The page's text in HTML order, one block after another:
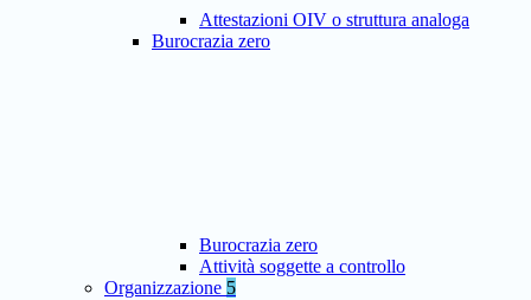
Attestazioni OIV o struttura analoga
Burocrazia zero
Burocrazia zero
Attività soggette a controllo
Organizzazione 5